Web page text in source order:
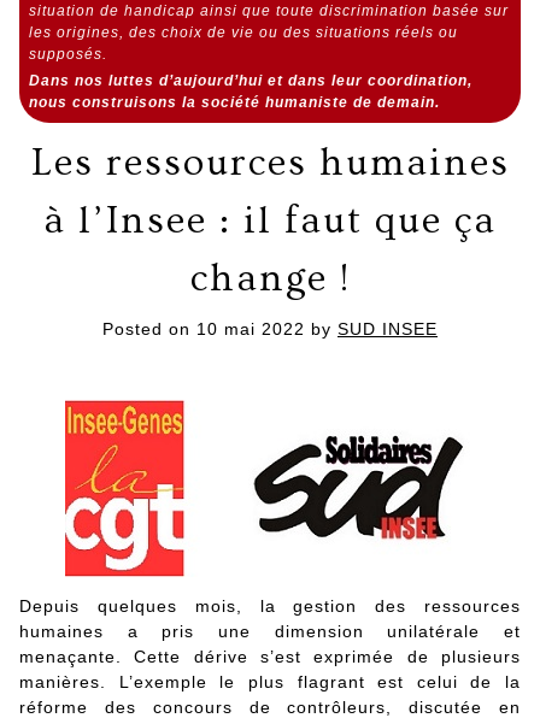
situation de handicap ainsi que toute discrimination basée sur
les origines, des choix de vie ou des situations réels ou
supposés.
Dans nos luttes d’aujourd’hui et dans leur coordination,
nous construisons la société humaniste de demain.
Les ressources humaines
à l’Insee : il faut que ça
change !
Posted on 10 mai 2022 by SUD INSEE
Depuis quelques mois, la gestion des ressources
humaines a pris une dimension unilatérale et
menaçante. Cette dérive s’est exprimée de plusieurs
manières. L’exemple le plus flagrant est celui de la
réforme des concours de contrôleurs, discutée en